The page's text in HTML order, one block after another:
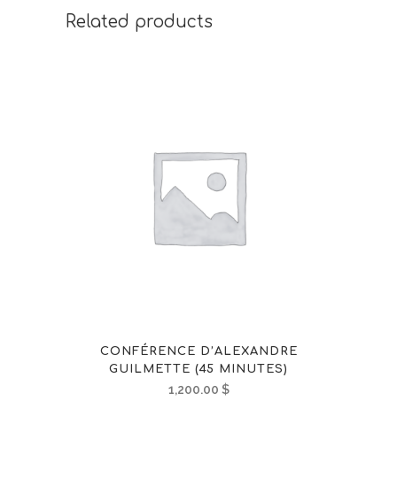
Related products
CONFÉRENCE D’ALEXANDRE
GUILMETTE (45 MINUTES)
1,200.00 $